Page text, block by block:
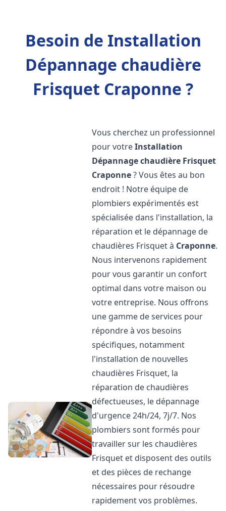
Besoin de Installation
Dépannage chaudière
Frisquet Craponne ?
Vous cherchez un professionnel
pour votreInstallation
Dépannage chaudière Frisquet
Craponne? Vous êtes au bon
endroit ! Notre équipe de
plombiers expérimentés est
spécialisée dans l'installation, la
réparation et le dépannage de
chaudières Frisquet à Craponne.
Nous intervenons rapidement
pour vous garantir un confort
optimal dans votre maison ou
votre entreprise. Nous offrons
une gamme de services pour
répondre à vos besoins
spécifiques, notamment
l'installation de nouvelles
chaudières Frisquet, la
réparation de chaudières
défectueuses, le dépannage
d'urgence 24h/24, 7j/7. Nos
plombiers sont formés pour
travailler sur les chaudières
Frisquet et disposent des outils
et des pièces de rechange
nécessaires pour résoudre
rapidement vos problèmes.